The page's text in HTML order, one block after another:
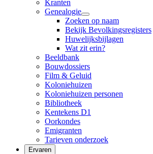
Kranten
Genealogie
Zoeken op naam
Bekijk Bevolkingsregisters
Huwelijksbijlagen
Wat zit erin?
Beeldbank
Bouwdossiers
Film & Geluid
Koloniehuizen
Koloniehuizen personen
Bibliotheek
Kentekens D1
Oorkondes
Emigranten
Tarieven onderzoek
Ervaren